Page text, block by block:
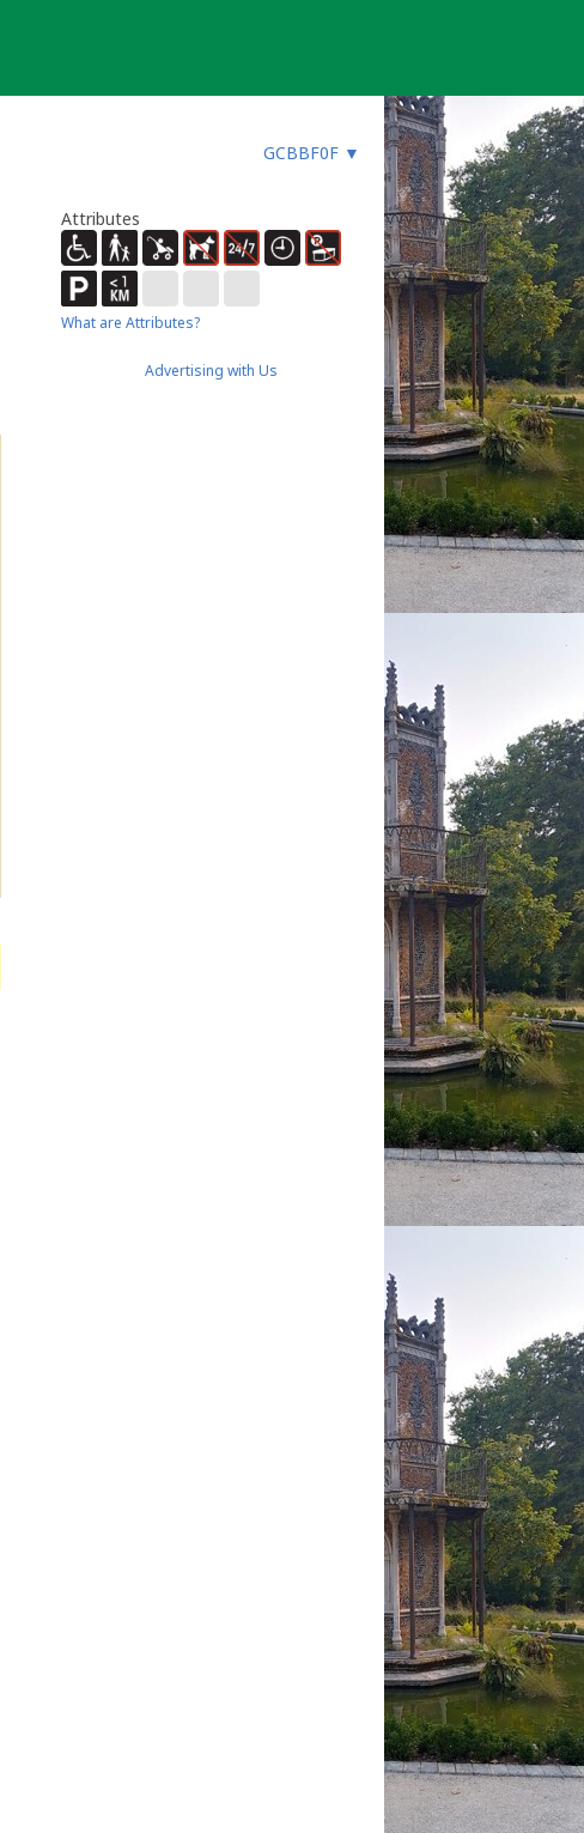
GCBBF0F ▼
Attributes
What are Attributes?
Advertising with Us